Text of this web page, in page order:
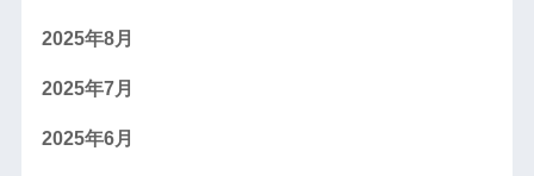
2025年8月
2025年7月
2025年6月